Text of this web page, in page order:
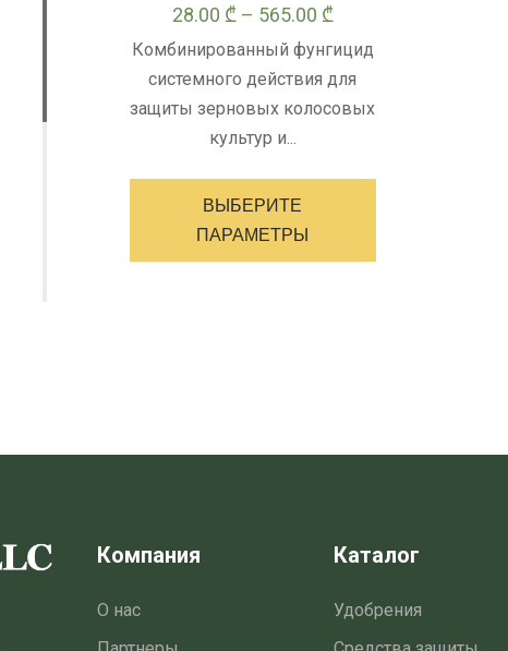
28.00 ₾ – 565.00 ₾Диапазон
цен:
28.00 ₾
–
Комбинированный фунгицид
системного действия для
защиты зерновых колосовых
культур и...
ВЫБЕРИТЕ
ПАРАМЕТРЫ
товара
Компания
О нас
Каталог
Удобрения